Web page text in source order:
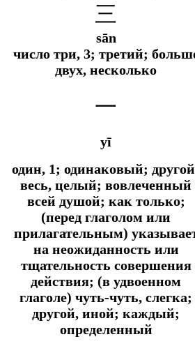
三
sān
число три, 3; третий;
двух, несколько
一
yī
один, 1; одинаковый;
весь, целый; вовлеченный
всей душой; как только;
(перед глаголом или
прилагательным)
на неожиданность или
тщательность совершения
действия; (в удвоенном
глаголе) чуть-чуть, слегка;
другой, иной; каждый;
определенный